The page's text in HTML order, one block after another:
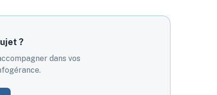
?
dans vos